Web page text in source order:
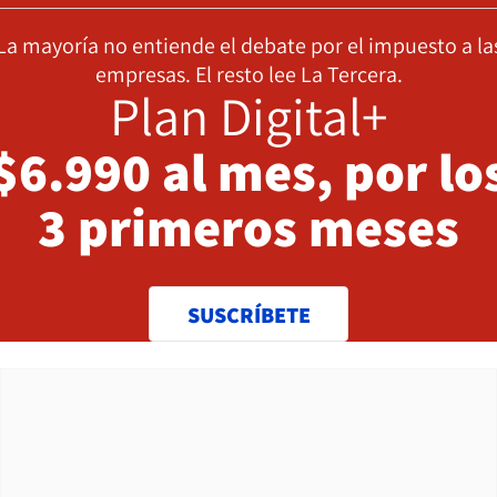
mayoría no entiende el debate por el impuesto a
empresas. El resto lee La Tercera.
Plan Digital+
al mes, por
3 primeros meses
SUSCRÍBETE